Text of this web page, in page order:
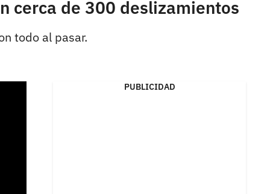
cerca de 300 deslizamientos
todo al pasar.
PUBLICIDAD